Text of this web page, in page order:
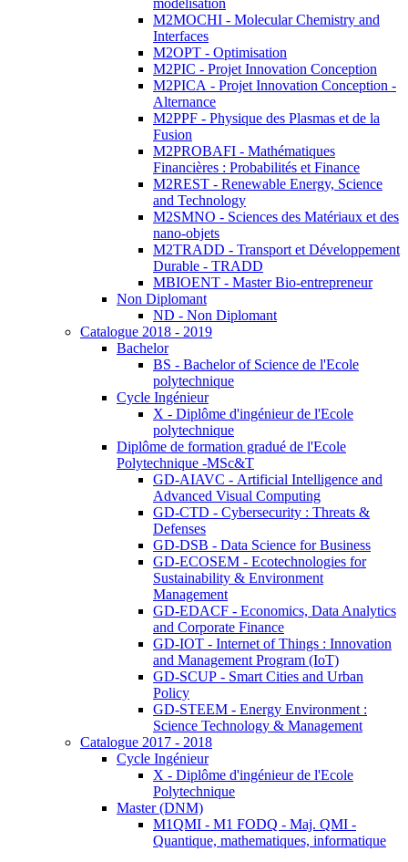
modélisation
M2MOCHI - Molecular Chemistry and
Interfaces
M2OPT - Optimisation
M2PIC - Projet Innovation Conception
M2PICA - Projet Innovation Conception -
Alternance
M2PPF - Physique des Plasmas et de la
Fusion
M2PROBAFI - Mathématiques
Financières : Probabilités et Finance
M2REST - Renewable Energy, Science
and Technology
M2SMNO - Sciences des Matériaux et des
nano-objets
M2TRADD - Transport et Développement
Durable - TRADD
MBIOENT - Master Bio-entrepreneur
Non Diplomant
ND - Non Diplomant
Catalogue 2018 - 2019
Bachelor
BS - Bachelor of Science de l'Ecole
polytechnique
Cycle Ingénieur
X - Diplôme d'ingénieur de l'Ecole
polytechnique
Diplôme de formation gradué de l'Ecole
Polytechnique -MSc&T
GD-AIAVC - Artificial Intelligence and
Advanced Visual Computing
GD-CTD - Cybersecurity : Threats &
Defenses
GD-DSB - Data Science for Business
GD-ECOSEM - Ecotechnologies for
Sustainability & Environment
Management
GD-EDACF - Economics, Data Analytics
and Corporate Finance
GD-IOT - Internet of Things : Innovation
and Management Program (IoT)
GD-SCUP - Smart Cities and Urban
Policy
GD-STEEM - Energy Environment :
Science Technology & Management
Catalogue 2017 - 2018
Cycle Ingénieur
X - Diplôme d'ingénieur de l'Ecole
Polytechnique
Master (DNM)
M1QMI - M1 FODQ - Maj. QMI -
Quantique, mathematiques, informatique